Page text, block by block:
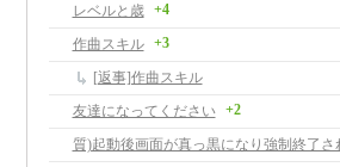
レベルと歳 +4
作曲スキル +3
[返事]作曲スキル
友達になってください
+2
質)起動後画面が真っ黒になり強制終了さ